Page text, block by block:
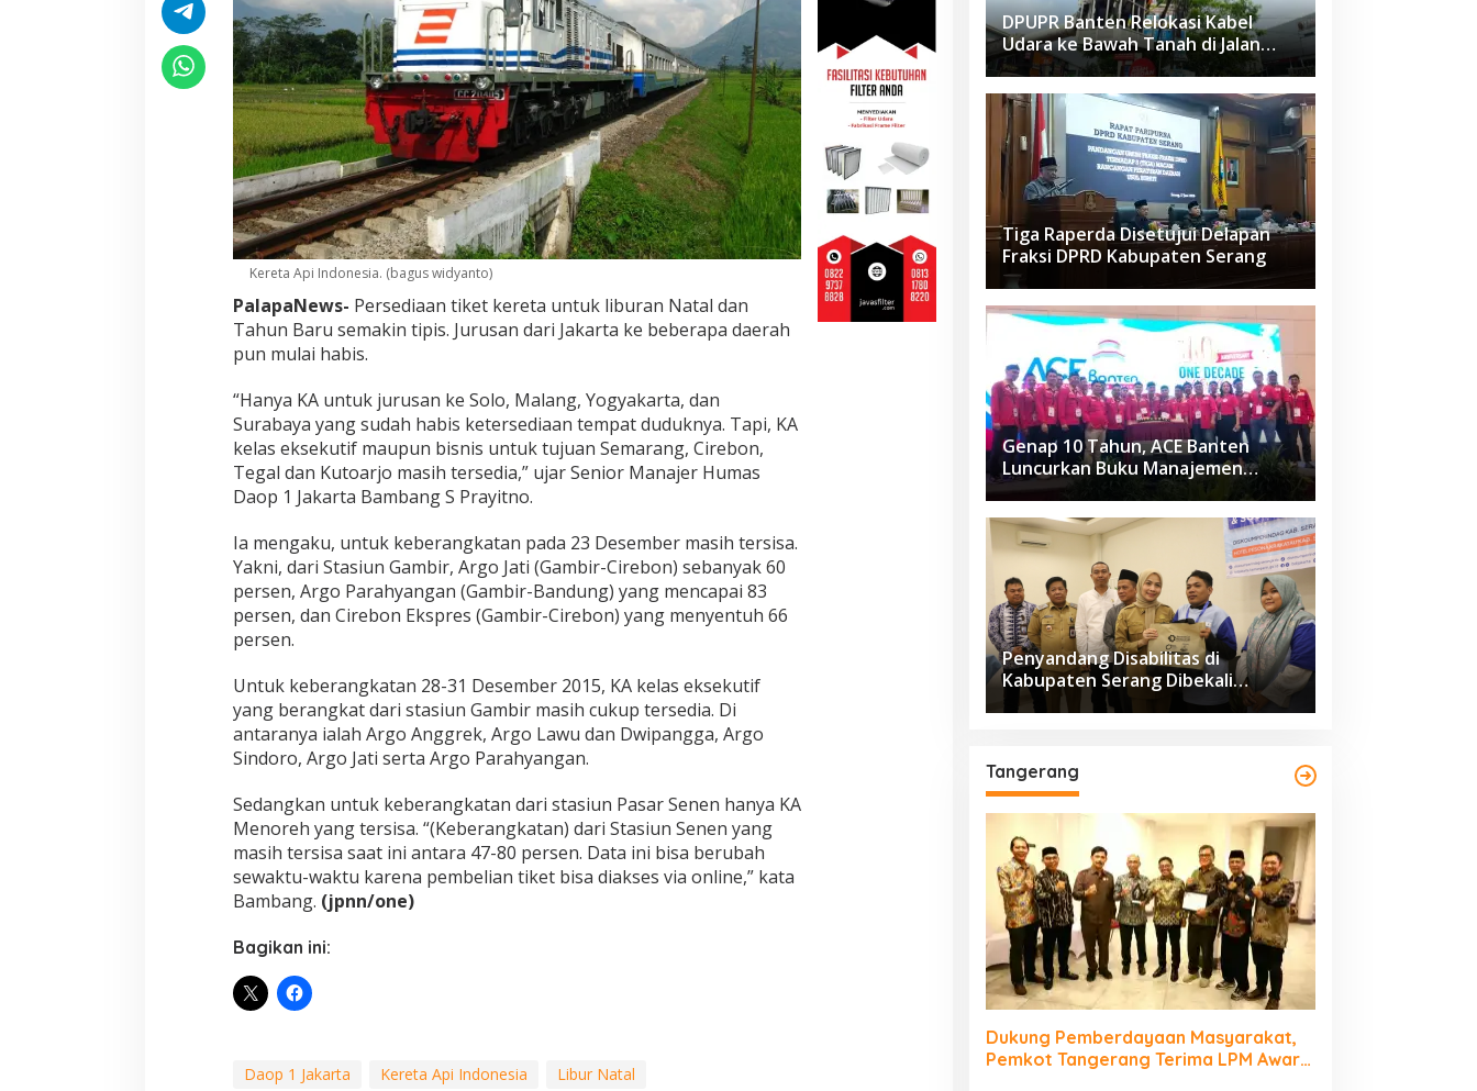
Kereta Api Indonesia. (bagus widyanto)
PalapaNews- Persediaan tiket kereta untuk liburan Natal dan
Tahun Baru semakin tipis. Jurusan dari Jakarta ke beberapa daerah
pun mulai habis.
“Hanya KA untuk jurusan ke Solo, Malang, Yogyakarta, dan
Surabaya yang sudah habis ketersediaan tempat duduknya. Tapi, KA
kelas eksekutif maupun bisnis untuk tujuan Semarang, Cirebon,
Tegal dan Kutoarjo masih tersedia,” ujar Senior Manajer Humas
Daop 1 Jakarta Bambang S Prayitno.
Ia mengaku, untuk keberangkatan pada 23 Desember masih tersisa.
Yakni, dari Stasiun Gambir, Argo Jati (Gambir-Cirebon) sebanyak 60
persen, Argo Parahyangan (Gambir-Bandung) yang mencapai 83
persen, dan Cirebon Ekspres (Gambir-Cirebon) yang menyentuh 66
persen.
Untuk keberangkatan 28-31 Desember 2015, KA kelas eksekutif
yang berangkat dari stasiun Gambir masih cukup tersedia. Di
antaranya ialah Argo Anggrek, Argo Lawu dan Dwipangga, Argo
Sindoro, Argo Jati serta Argo Parahyangan.
Sedangkan untuk keberangkatan dari stasiun Pasar Senen hanya KA
Menoreh yang tersisa. “(Keberangkatan) dari Stasiun Senen yang
masih tersisa saat ini antara 47-80 persen. Data ini bisa berubah
sewaktu-waktu karena pembelian tiket bisa diakses via online,” kata
Bambang. (jpnn/one)
Bagikan ini:
Daop 1 Jakarta Kereta Api Indonesia Libur Natal
DPUPR Banten Relokasi Kabel
Udara ke Bawah Tanah di Jalan
Raden Fatah Ciledug
Tiga Raperda Disetujui Delapan
Fraksi DPRD Kabupaten Serang
Genap 10 Tahun, ACE Banten
Luncurkan Buku Manajemen
Fasilitas
Penyandang Disabilitas di
Kabupaten Serang Dibekali
Pelatihan Pengolahan Hasil
Tangerang
Dukung Pemberdayaan Masyarakat,
Pemkot Tangerang Terima LPM Award